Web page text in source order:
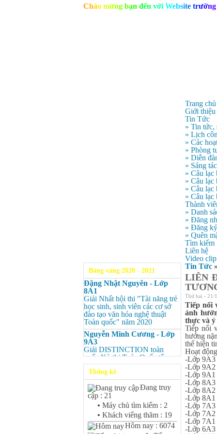
Chào mừng bạn đến với Website trường
Trang chủ
Giới thiệu
Tin Tức
» Tin tức,
» Lịch
» Các
» Phòng
» Diễn
» Sáng
» Câu lạc
» Câu
» Câu lạc
» Câu lạc
Thành
» Danh
» Đăng
» Đăng ký
» Quên
Tìm kiếm
Liên hệ
Video clip
Bảng vàng 2020 - 2021
Đặng Nhật Nguyên - Lớp
8A1
Giải Nhất hội thi "Tài năng trẻ
học sinh, sinh viên các cơ sở
đào tạo văn hóa nghệ thuật
Toàn quốc" năm 2020
Nguyễn Minh Cương - Lớp
9A3
Giải DISTINCTION toàn
quốc Kỳ thi Toán Quốc tế
Kangaroo – IKMC 2020
Nguyễn Minh Cương - Lớp
9A3
Giải Ba kỳ thi chọn HSG cấp
tỉnh môn Toán.
Bùi Quang Minh - Lớp 9A3
Giải DISTINCTION Toàn
quốc Kỳ thi Toán Quốc tế
Thống kê
Đang truy
cập : 21
• Máy chủ tìm kiếm : 2
• Khách viếng thăm : 19
Hôm nay : 6074
Tin Tức »
LIÊN
Thứ hai - 21/
Tiếp nối
ảnh
thực và ý
Tiếp nối
hưởng
thể hiện
Hoạt
-Lớp 9A3
-Lớp 9A2
-Lớp 9A1
-Lớp 8A3
-Lớp
-Lớp
-Lớp 7A3
-Lớp 7A2
-Lớp 7A1
-Lớp 6A3